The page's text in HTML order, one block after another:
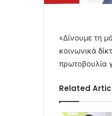
«Δίνουμε τη
κοινωνικά
πρωτοβουλία
Related